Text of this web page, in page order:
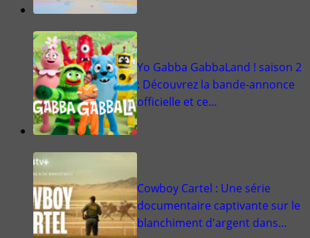
Yo Gabba GabbaLand ! saison 2
: Découvrez la bande-annonce
officielle et ce…
Cowboy Cartel : Une série
documentaire captivante sur le
blanchiment d'argent dans…